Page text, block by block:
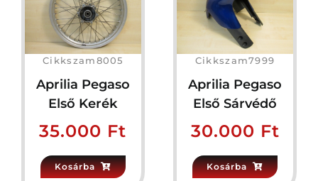
Cikkszam8005
Aprilia Pegaso
Első Kerék
35.000 Ft
Kosárba
Cikkszam7999
Aprilia Pegaso
Első Sárvédő
30.000 Ft
Kosárba